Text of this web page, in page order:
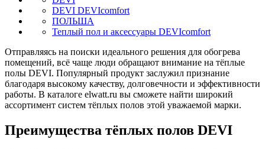
DEVI DEVIcomfort
ПОЛЬША
Теплый пол и аксессуары DEVIcomfort
Отправляясь на поиски идеального решения для обогрева
помещений, всё чаще люди обращают внимание на тёплые
полы DEVI. Популярный продукт заслужил признание
благодаря высокому качеству, долговечности и эффективности
работы. В каталоге elwatt.ru вы сможете найти широкий
ассортимент систем тёплых полов этой уважаемой марки.
Преимущества тёплых полов DEVI